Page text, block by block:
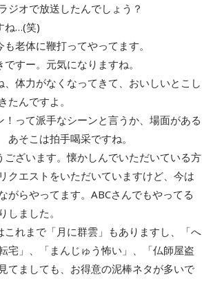
オで放送したんでしょう？
ね…(笑)
老体に鞭打ってやってます。
すー。元気になりますね。
体力がなくなってきて、おいしいとこし
たんですよ。
って派手なシーンと言うか、場面がある
そこは拍手喝采ですね。
ざいます。懐かしんでいただいている方
クエストをいただいていますけど、今は
がらやってます。ABCさんでもやってる
しました。
れまで「月に群雲」もありますし、「へ
宅」、「まんじゅう怖い」、「仏師屋盗
てましても、お得意の泥棒ネタが多いで